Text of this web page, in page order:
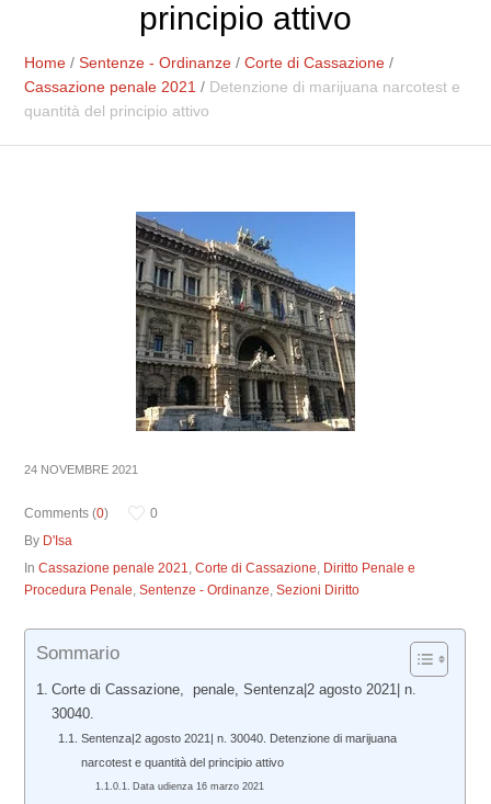
principio attivo
Home /Sentenze - Ordinanze /Corte di Cassazione /
Cassazione penale 2021 / Detenzione di marijuana narcotest e
quantità del principio attivo
24 NOVEMBRE 2021
Comments (0)
0
By D'Isa
InCassazione penale 2021,Corte di Cassazione, Diritto Penale e
Procedura Penale,Sentenze - Ordinanze,Sezioni Diritto
Sommario
Corte di Cassazione, penale, Sentenza|2 agosto 2021| n.
30040.
Sentenza|2 agosto 2021| n. 30040. Detenzione di marijuana
narcotest e quantità del principio attivo
Data udienza 16 marzo 2021